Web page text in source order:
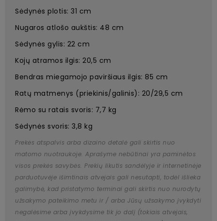
Sėdynės plotis: 31 cm
Nugaros atlošo aukštis: 48 cm
Sėdynės gylis: 22 cm
Kojų atramos ilgis: 20,5 cm
Bendras miegamojo paviršiaus ilgis: 85 cm
Ratų matmenys (priekinis/galinis): 20/29,5 cm
Rėmo su ratais svoris: 7,7 kg
Sėdynės svoris: 3,8 kg
Prekės atspalvis arba dizaino detalė gali skirtis nuo
matomo nuotraukoje. Aprašyme nebūtinai yra paminėtos
visos prekės savybės. Prekių likutis sandėlyje ir internetinėje
parduotuvėje išimtinais atvejais gali nesutapti, todėl išlieka
galimybė, kad pristatymo terminai gali skirtis nuo nurodytų
užsakymo pateikimo metu ir / arba Jūsų užsakymo įvykdyti
negalėsime arba įvykdysime tik jo dalį (tokiais atvejais,